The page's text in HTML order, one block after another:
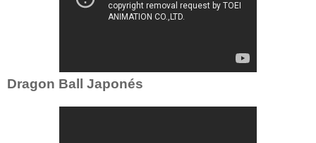
Dragon Ball Japonés